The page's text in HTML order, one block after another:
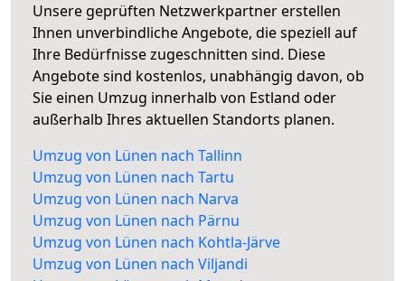
Unsere geprüften Netzwerkpartner erstellen
Ihnen unverbindliche Angebote, die speziell auf
Ihre Bedürfnisse zugeschnitten sind. Diese
Angebote sind kostenlos, unabhängig davon, ob
Sie einen Umzug innerhalb von Estland oder
außerhalb Ihres aktuellen Standorts planen.
Umzug von Lünen nach Tallinn
Umzug von Lünen nach Tartu
Umzug von Lünen nach Narva
Umzug von Lünen nach Pärnu
Umzug von Lünen nach Kohtla-Järve
Umzug von Lünen nach Viljandi